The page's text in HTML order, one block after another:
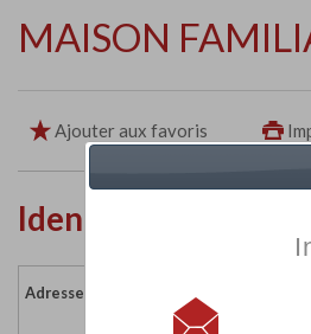
MAISON
Ajouter aux favoris
Identité de
Adresse :
85580 ST